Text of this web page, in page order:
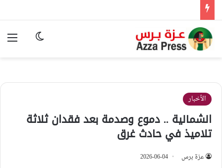
الوضع
الأخبار
الشمالية .. دموع وصدمة بعد فقدان ثلاثة
تلاميذ في حادث غرق
عزة برس 2026-06-04